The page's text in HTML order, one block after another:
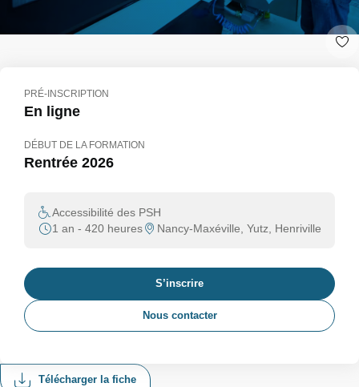
Télécharger la fiche
PRÉ-INSCRIPTION
En ligne
DÉBUT DE LA FORMATION
Rentrée 2026
Accessibilité des PSH
1 an - 420 heures
Nancy-Maxéville, Yutz, Henriville
S’inscrire
Nous contacter